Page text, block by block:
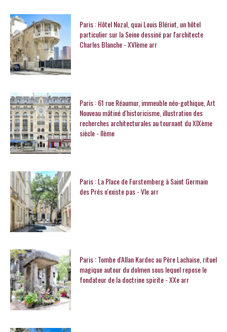
Paris : Hôtel Nozal, quai Louis Blériot, un hôtel
particulier sur la Seine dessiné par l'architecte
Charles Blanche - XVIème arr
Paris : 61 rue Réaumur, immeuble néo-gothique, Art
Nouveau mâtiné d'historicisme, illustration des
recherches architecturales au tournant du XIXème
siècle - IIème
Paris : La Place de Furstemberg à Saint Germain
des Prés n'existe pas - VIe arr
Paris : Tombe d'Allan Kardec au Père Lachaise, rituel
magique autour du dolmen sous lequel repose le
fondateur de la doctrine spirite - XXe arr